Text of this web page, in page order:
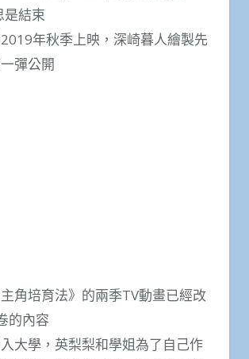
是結束
年秋季上映，深崎暮人繪製先
彈公開
主角培育法》的兩季TV動畫已經改
的內容
大學，英梨梨和學姐為了自己作